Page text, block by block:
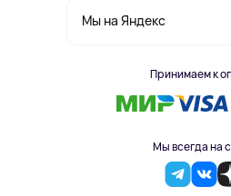
Мы на Яндекс
Принимаем к
Мы всегда на